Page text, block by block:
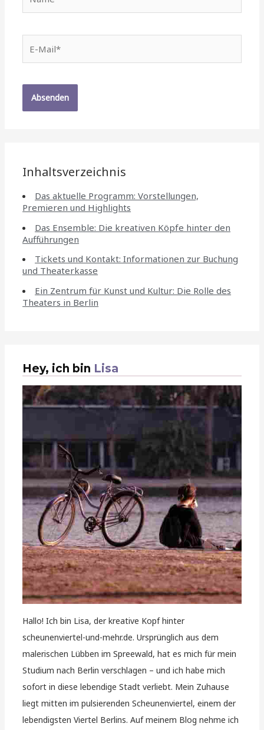
Mail*
Inhaltsverzeichnis
Das aktuelle Programm: Vorstellungen,
Premieren und Highlights
Das Ensemble: Die kreativen Köpfe hinter den
Aufführungen
Tickets und Kontakt: Informationen zur Buchung
und Theaterkasse
Ein Zentrum für Kunst und Kultur: Die Rolle des
Theaters in Berlin
Hey, ich bin Lisa
Hallo! Ich bin Lisa, der kreative Kopf hinter
scheunenviertel-und-mehr.de. Ursprünglich aus dem
malerischen Lübben im Spreewald, hat es mich für mein
Studium nach Berlin verschlagen – und ich habe mich
sofort in diese lebendige Stadt verliebt. Mein Zuhause
liegt mitten im pulsierenden Scheunenviertel, einem der
lebendigsten Viertel Berlins. Auf meinem Blog nehme ich